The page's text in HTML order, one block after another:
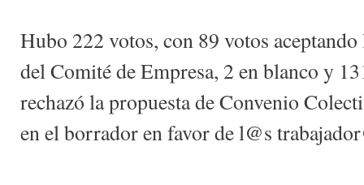
Hubo 222 votos, con 89 votos
del Comité de Empresa, 2 en blanco y
rechazó la propuesta de Convenio
en el borrador en favor de l@s